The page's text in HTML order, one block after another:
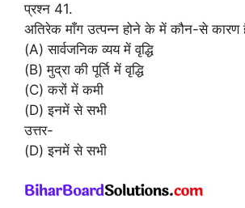
प्रश्न 41.
अतिरेक माँग उत्पन्न होने के में कौन-से कारण
(A) सार्वजनिक व्यय में वृद्धि
(B) मुद्रा की पूर्ति में वृद्धि
(C) करों में कमी
(D) इनमें से सभी
उत्तर-
(D) इनमें से सभी